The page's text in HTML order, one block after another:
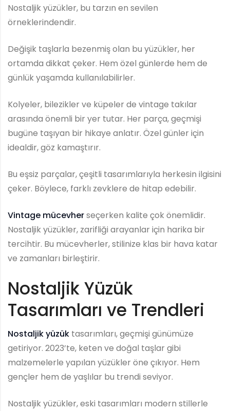
Nostaljik yüzükler, bu tarzın en sevilen
örneklerindendir.
Değişik taşlarla bezenmiş olan bu yüzükler, her
ortamda dikkat çeker. Hem özel günlerde hem de
günlük yaşamda kullanılabilirler.
Kolyeler, bilezikler ve küpeler de vintage takılar
arasında önemli bir yer tutar. Her parça, geçmişi
bugüne taşıyan bir hikaye anlatır. Özel günler için
idealdir, göz kamaştırır.
Bu eşsiz parçalar, çeşitli tasarımlarıyla herkesin ilgisini
çeker. Böylece, farklı zevklere de hitap edebilir.
Vintage mücevherseçerken kalite çok önemlidir.
Nostaljik yüzükler, zarifliği arayanlar için harika bir
tercihtir. Bu mücevherler, stilinize klas bir hava katar
ve zamanları birleştirir.
Nostaljik Yüzük
Tasarımları ve Trendleri
Nostaljik yüzük tasarımları, geçmişi günümüze
getiriyor. 2023’te, keten ve doğal taşlar gibi
malzemelerle yapılan yüzükler öne çıkıyor. Hem
gençler hem de yaşlılar bu trendi seviyor.
Nostaljik yüzükler, eski tasarımları modern stillerle